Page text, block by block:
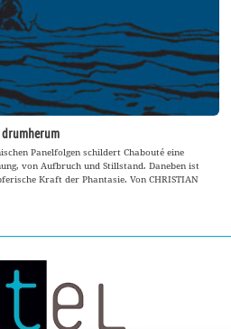
drumherum
Panelfolgen schildert Chabouté eine
von Aufbruch und Stillstand. Daneben ist
Kraft der Phantasie. Von CHRISTIAN